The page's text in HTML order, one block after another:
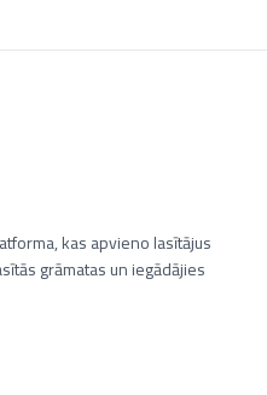
kas apvieno lasītājus
grāmatas un iegādājies